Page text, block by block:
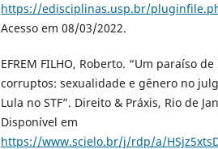
https://edisciplinas.usp.br/
Acesso em 08/03/2022.
EFREM FILHO, Roberto. “Um paraíso
corruptos: sexualidade e gênero no
Lula no STF”. Direito & Práxis, Rio de
Disponível em
https://www.scielo.br/j/rdp/a/